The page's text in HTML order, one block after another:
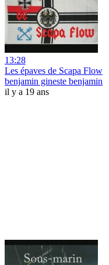
13:28
Les épaves de Scapa Flow
benjamin gineste benjamin
il y a 19 ans